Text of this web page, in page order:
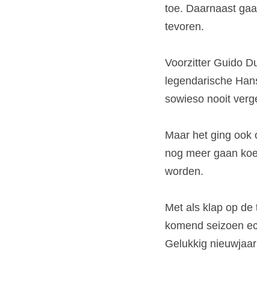
toe. Daarnaast
tevoren.
Voorzitter Guido
legendarische
sowieso nooit
Maar het ging ook
nog meer gaan
worden.
Met als klap op
komend seizoen
Gelukkig